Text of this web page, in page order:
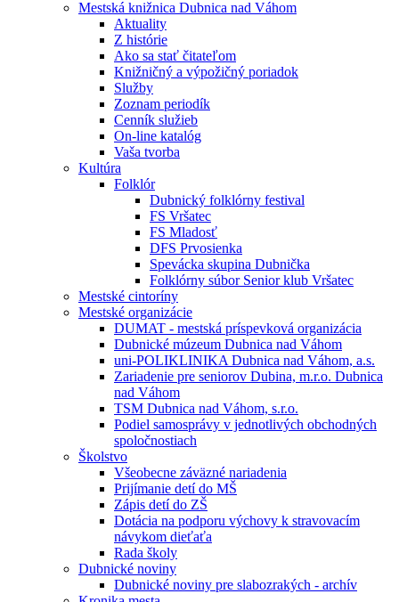
Mestská knižnica Dubnica nad Váhom
Aktuality
Z histórie
Ako sa stať čitateľom
Knižničný a výpožičný poriadok
Služby
Zoznam periodík
Cenník služieb
On-line katalóg
Vaša tvorba
Kultúra
Folklór
Dubnický folklórny festival
FS Vršatec
FS Mladosť
DFS Prvosienka
Spevácka skupina Dubnička
Folklórny súbor Senior klub Vršatec
Mestské cintoríny
Mestské organizácie
DUMAT - mestská príspevková organizácia
Dubnické múzeum Dubnica nad Váhom
uni-POLIKLINIKA Dubnica nad Váhom, a.s.
Zariadenie pre seniorov Dubina, m.r.o. Dubnica
nad Váhom
TSM Dubnica nad Váhom, s.r.o.
Podiel samosprávy v jednotlivých obchodných
spoločnostiach
Školstvo
Všeobecne záväzné nariadenia
Prijímanie detí do MŠ
Zápis detí do ZŠ
Dotácia na podporu výchovy k stravovacím
návykom dieťaťa
Rada školy
Dubnické noviny
Dubnické noviny pre slabozrakých - archív